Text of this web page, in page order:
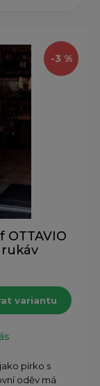
-3 %
OTTAVIO
variantu
pírko s
oděv má